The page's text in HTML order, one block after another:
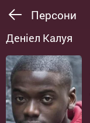
Персони
Деніел Калуя